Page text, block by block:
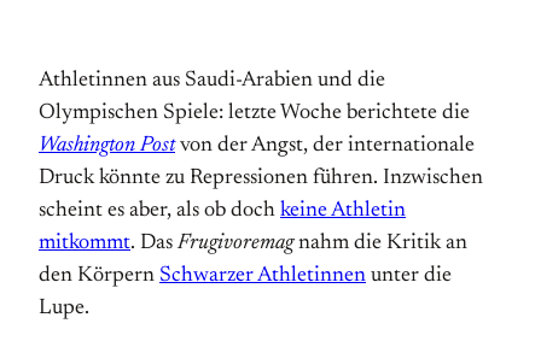
Athletinnen aus Saudi-Arabien und die
Olympischen Spiele: letzte Woche berichtete die
Washington Postvon der Angst, der internationale
Druck könnte zu Repressionen führen. Inzwischen
scheint es aber, als ob doch keine Athletin
mitkommt. Das Frugivoremagnahm die Kritik an
den Körpern Schwarzer Athletinnen unter die
Lupe.